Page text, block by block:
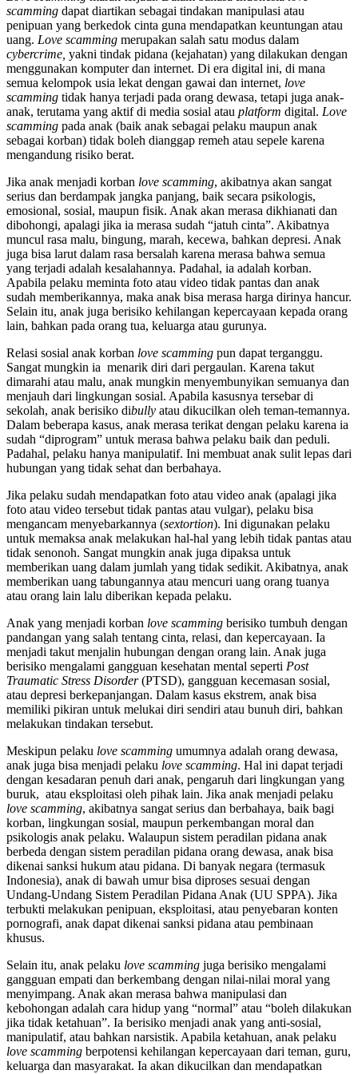
scamming dapat diartikan sebagai tindakan manipulasi atau
penipuan yang berkedok cinta guna mendapatkan keuntungan atau
uang. Love scamming merupakan salah satu modus dalam
cybercrime, yakni tindak pidana (kejahatan) yang dilakukan dengan
menggunakan komputer dan internet. Di era digital ini, di mana
semua kelompok usia lekat dengan gawai dan internet, love
scamming tidak hanya terjadi pada orang dewasa, tetapi juga anak-
anak, terutama yang aktif di media sosial atau platform digital. Love
scamming pada anak (baik anak sebagai pelaku maupun anak
sebagai korban) tidak boleh dianggap remeh atau sepele karena
mengandung risiko berat.
Jika anak menjadi korban love scamming, akibatnya akan sangat
serius dan berdampak jangka panjang, baik secara psikologis,
emosional, sosial, maupun fisik. Anak akan merasa dikhianati dan
dibohongi, apalagi jika ia merasa sudah “jatuh cinta”. Akibatnya
muncul rasa malu, bingung, marah, kecewa, bahkan depresi. Anak
juga bisa larut dalam rasa bersalah karena merasa bahwa semua
yang terjadi adalah kesalahannya. Padahal, ia adalah korban.
Apabila pelaku meminta foto atau video tidak pantas dan anak
sudah memberikannya, maka anak bisa merasa harga dirinya hancur.
Selain itu, anak juga berisiko kehilangan kepercayaan kepada orang
lain, bahkan pada orang tua, keluarga atau gurunya.
Relasi sosial anak korban love scamming pun dapat terganggu.
Sangat mungkin ia menarik diri dari pergaulan. Karena takut
dimarahi atau malu, anak mungkin menyembunyikan semuanya dan
menjauh dari lingkungan sosial. Apabila kasusnya tersebar di
sekolah, anak berisiko dibully atau dikucilkan oleh teman-temannya.
Dalam beberapa kasus, anak merasa terikat dengan pelaku karena ia
sudah “diprogram” untuk merasa bahwa pelaku baik dan peduli.
Padahal, pelaku hanya manipulatif. Ini membuat anak sulit lepas dari
hubungan yang tidak sehat dan berbahaya.
Jika pelaku sudah mendapatkan foto atau video anak (apalagi jika
foto atau video tersebut tidak pantas atau vulgar), pelaku bisa
mengancam menyebarkannya (sextortion). Ini digunakan pelaku
untuk memaksa anak melakukan hal-hal yang lebih tidak pantas atau
tidak senonoh. Sangat mungkin anak juga dipaksa untuk
memberikan uang dalam jumlah yang tidak sedikit. Akibatnya, anak
memberikan uang tabungannya atau mencuri uang orang tuanya
atau orang lain lalu diberikan kepada pelaku.
Anak yang menjadi korban love scamming berisiko tumbuh dengan
pandangan yang salah tentang cinta, relasi, dan kepercayaan. Ia
menjadi takut menjalin hubungan dengan orang lain. Anak juga
berisiko mengalami gangguan kesehatan mental seperti Post
Traumatic Stress Disorder(PTSD), gangguan kecemasan sosial,
atau depresi berkepanjangan. Dalam kasus ekstrem, anak bisa
memiliki pikiran untuk melukai diri sendiri atau bunuh diri, bahkan
melakukan tindakan tersebut.
Meskipun pelaku love scamming umumnya adalah orang dewasa,
anak juga bisa menjadi pelaku love scamming. Hal ini dapat terjadi
dengan kesadaran penuh dari anak, pengaruh dari lingkungan yang
buruk, atau eksploitasi oleh pihak lain. Jika anak menjadi pelaku
love scamming, akibatnya sangat serius dan berbahaya, baik bagi
korban, lingkungan sosial, maupun perkembangan moral dan
psikologis anak pelaku. Walaupun sistem peradilan pidana anak
berbeda dengan sistem peradilan pidana orang dewasa, anak bisa
dikenai sanksi hukum atau pidana. Di banyak negara (termasuk
Indonesia), anak di bawah umur bisa diproses sesuai dengan
Undang-Undang Sistem Peradilan Pidana Anak (UU SPPA). Jika
terbukti melakukan penipuan, eksploitasi, atau penyebaran konten
pornografi, anak dapat dikenai sanksi pidana atau pembinaan
khusus.
Selain itu, anak pelaku love scamming juga berisiko mengalami
gangguan empati dan berkembang dengan nilai-nilai moral yang
menyimpang. Anak akan merasa bahwa manipulasi dan
kebohongan adalah cara hidup yang “normal” atau “boleh dilakukan
jika tidak ketahuan”. Ia berisiko menjadi anak yang anti-sosial,
manipulatif, atau bahkan narsistik. Apabila ketahuan, anak pelaku
love scamming berpotensi kehilangan kepercayaan dari teman, guru,
keluarga dan masyarakat. Ia akan dikucilkan dan mendapatkan